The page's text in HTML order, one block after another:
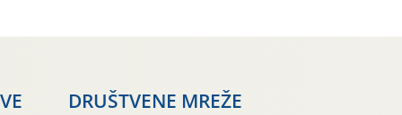
DRUŠTVENE MREŽE